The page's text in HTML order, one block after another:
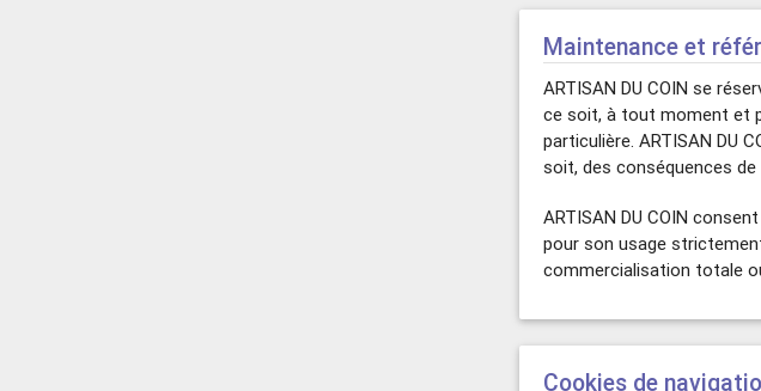
Maintenance et
ARTISAN DU COIN se
ce soit, à tout moment et
particulière. ARTISAN DU
soit, des conséquences
ARTISAN DU COIN
pour son usage
commercialisation totale
Cookies de